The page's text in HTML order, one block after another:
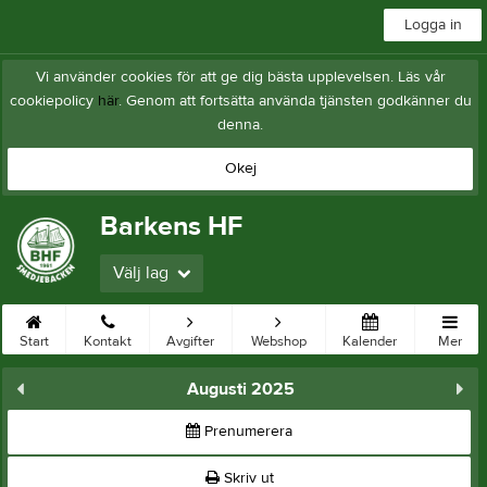
Logga in
Vi använder cookies för att ge dig bästa upplevelsen. Läs vår
cookiepolicy här. Genom att fortsätta använda tjänsten godkänner du
denna.
Okej
Barkens HF
Välj lag
Start Kontakt Avgifter Webshop Kalender Mer
Augusti 2025
Prenumerera
Skriv ut